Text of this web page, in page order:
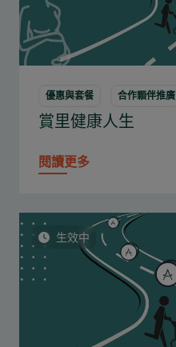
優惠與套餐 合作顆伴推廣
賞里健康人生
閱讀更多
生效中